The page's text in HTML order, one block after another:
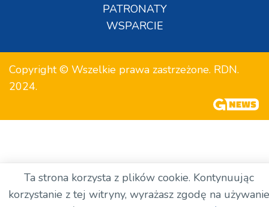
PATRONATY
WSPARCIE
Copyright © Wszelkie prawa zastrzeżone. RDN.
2024.
Ta strona korzysta z plików cookie. Kontynuując
korzystanie z tej witryny, wyrażasz zgodę na używanie